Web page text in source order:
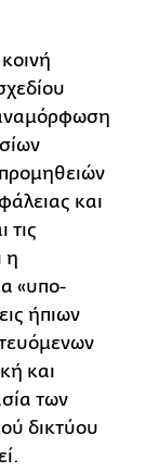
και
τις
η
«υπο-
ήπιων
και
των
δικτύου